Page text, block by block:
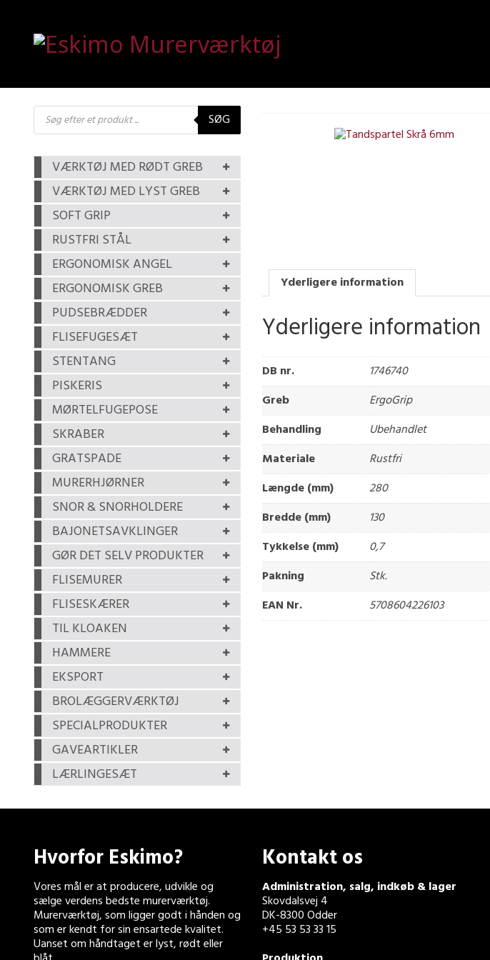
Yderligere information
Yderligere information
DB nr.
1746740
Greb
ErgoGrip
Behandling
Ubehandlet
Materiale
Rustfri
Længde (mm)
280
Bredde (mm)
130
Tykkelse (mm)
0,7
Pakning
Stk.
EAN Nr.
5708604226103
Products
search SØG
VÆRKTØJ MED RØDT GREB
VÆRKTØJ MED LYST GREB
SOFT GRIP
RUSTFRI STÅL
ERGONOMISK ANGEL
ERGONOMISK GREB
PUDSEBRÆDDER
FLISEFUGESÆT
STENTANG
PISKERIS
MØRTELFUGEPOSE
SKRABER
GRATSPADE
MURERHJØRNER
SNOR & SNORHOLDERE
BAJONETSAVKLINGER
GØR DET SELV PRODUKTER
FLISEMURER
FLISESKÆRER
TIL KLOAKEN
HAMMERE
EKSPORT
BROLÆGGERVÆRKTØJ
SPECIALPRODUKTER
GAVEARTIKLER
LÆRLINGESÆT
Hvorfor Eskimo?
Vores mål er at producere, udvikle og
sælge verdens bedste murerværktøj.
Murerværktøj, som ligger godt i hånden og
som er kendt for sin ensartede kvalitet.
Uanset om håndtaget er lyst, rødt eller
Kontakt os
Administration, salg, indkøb & lager
Skovdalsvej 4
DK-8300 Odder
+45 53 53 33 15